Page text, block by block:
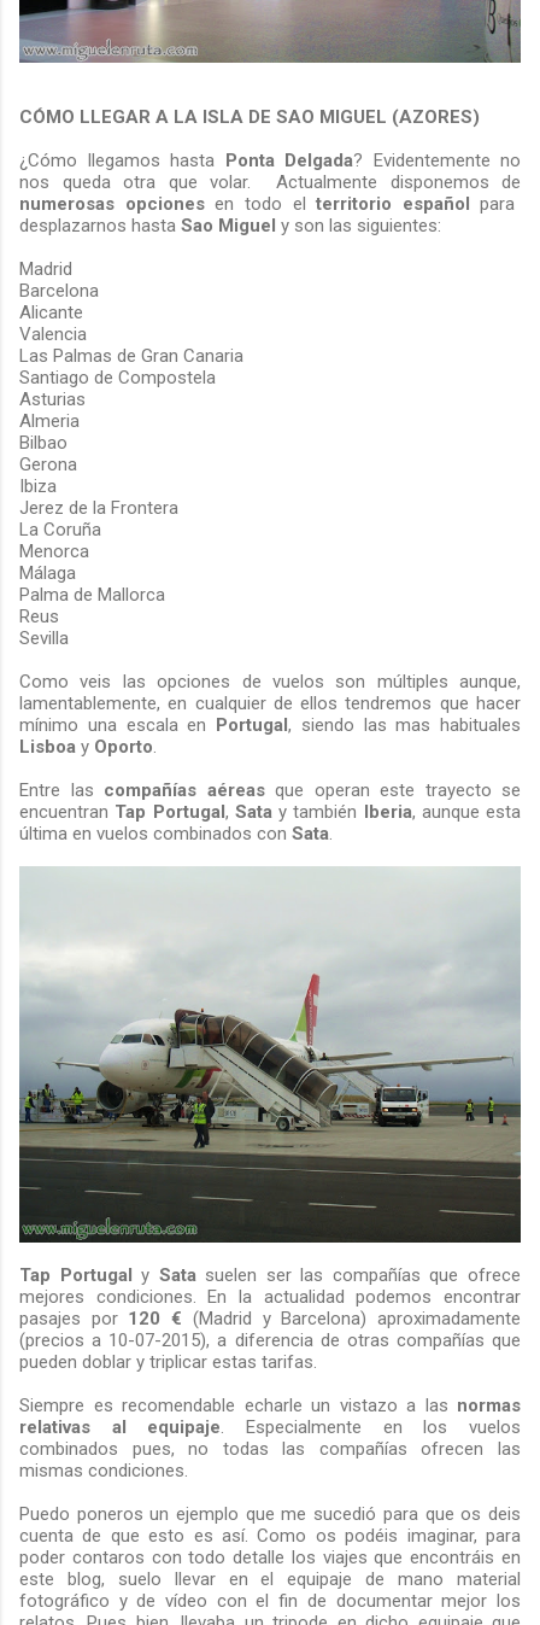
CÓMO LLEGAR A LA ISLA DE SAO MIGUEL (AZORES)
¿Cómo llegamos hasta Ponta Delgada? Evidentemente no
nos queda otra que volar. Actualmente disponemos de
numerosas opcionesen todo elterritorio español para
desplazarnos hasta Sao Miguel y son las siguientes:
Madrid
Barcelona
Alicante
Valencia
Las Palmas de Gran Canaria
Santiago de Compostela
Asturias
Almeria
Bilbao
Gerona
Ibiza
Jerez de la Frontera
La Coruña
Menorca
Málaga
Palma de Mallorca
Reus
Sevilla
Como veis las opciones de vuelos son múltiples aunque,
lamentablemente, en cualquier de ellos tendremos que hacer
mínimo una escala en Portugal, siendo las mas habituales
Lisboa y Oporto.
Entre las compañías aéreasque operan este trayecto se
encuentran Tap Portugal, Satay también Iberia, aunque esta
última en vuelos combinados con Sata.
Tap Portugal y Satasuelen ser las compañías que ofrece
mejores condiciones. En la actualidad podemos encontrar
pasajes por 120 € (Madrid y Barcelona) aproximadamente
(precios a 10-07-2015), a diferencia de otras compañías que
pueden doblar y triplicar estas tarifas.
Siempre es recomendable echarle un vistazo a las normas
relativas al equipaje. Especialmente en los vuelos
combinados pues, no todas las compañías ofrecen las
mismas condiciones.
Puedo poneros un ejemplo que me sucedió para que os deis
cuenta de que esto es así. Como os podéis imaginar, para
poder contaros con todo detalle los viajes que encontráis en
este blog, suelo llevar en el equipaje de mano material
fotográfico y de vídeo con el fin de documentar mejor los